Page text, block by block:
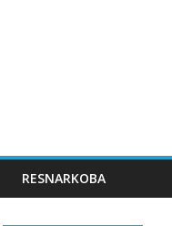
RESNARKOBA